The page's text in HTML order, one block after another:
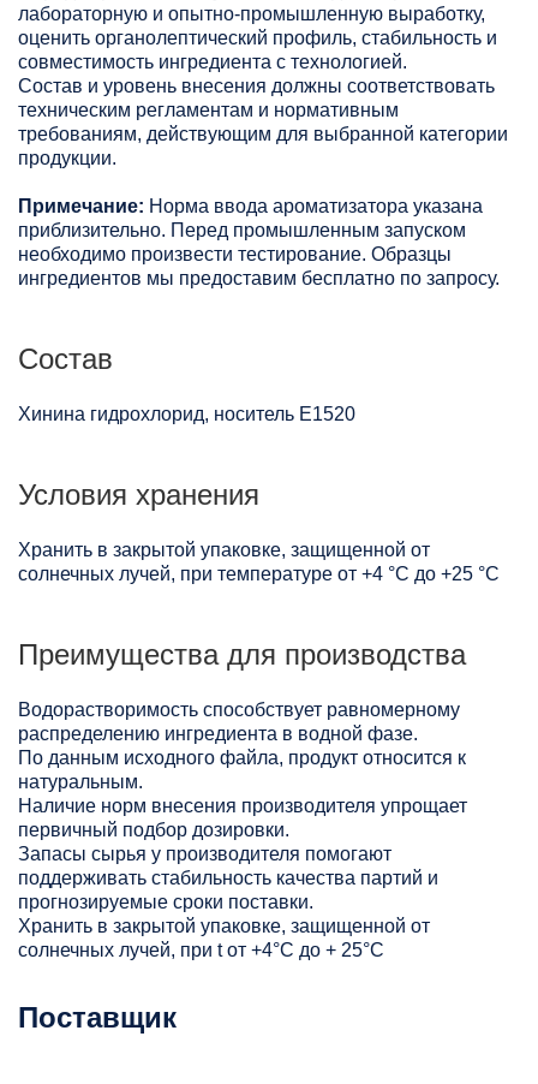
лабораторную и опытно-промышленную выработку,
оценить органолептический профиль, стабильность и
совместимость ингредиента с технологией.
Состав и уровень внесения должны соответствовать
техническим регламентам и нормативным
требованиям, действующим для выбранной категории
продукции.
Примечание: Норма ввода ароматизатора указана
приблизительно. Перед промышленным запуском
необходимо произвести тестирование. Образцы
ингредиентов мы предоставим бесплатно по запросу.
Состав
Хинина гидрохлорид, носитель Е1520
Условия хранения
Хранить в закрытой упаковке, защищенной от
солнечных лучей, при температуре от +4 °C до +25 °C
Преимущества для производства
Водорастворимость способствует равномерному
распределению ингредиента в водной фазе.
По данным исходного файла, продукт относится к
натуральным.
Наличие норм внесения производителя упрощает
первичный подбор дозировки.
Запасы сырья у производителя помогают
поддерживать стабильность качества партий и
прогнозируемые сроки поставки.
Хранить в закрытой упаковке, защищенной от
солнечных лучей, при t от +4°C до + 25°С
Поставщик